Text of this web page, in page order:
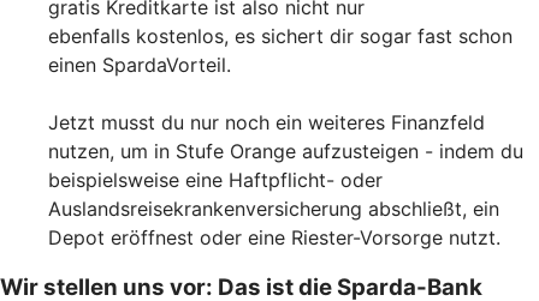
gratis Kreditkarte ist also nicht nur
ebenfalls kostenlos, es sichert dir sogar fast schon
einen SpardaVorteil.
Jetzt musst du nur noch ein weiteres Finanzfeld
nutzen, um in Stufe Orange aufzusteigen - indem du
beispielsweise eine Haftpflicht- oder
Auslandsreisekrankenversicherung abschließt, ein
Depot eröffnest oder eine Riester-Vorsorge nutzt.
Wir stellen uns vor: Das ist die Sparda-Bank